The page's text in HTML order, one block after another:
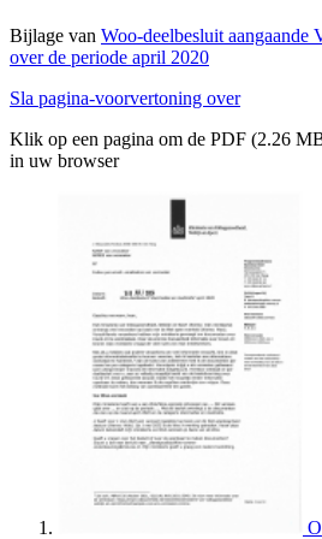
Bijlage van Woo-deelbesluit aangaande
over de periode april 2020
Sla pagina-voorvertoning over
Klik op een pagina om de PDF (2.26
in uw browser